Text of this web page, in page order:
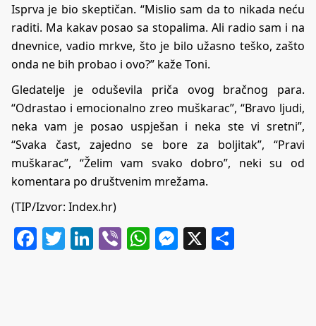
Isprva je bio skeptičan. “Mislio sam da to nikada neću
raditi. Ma kakav posao sa stopalima. Ali radio sam i na
dnevnice, vadio mrkve, što je bilo užasno teško, zašto
onda ne bih probao i ovo?” kaže Toni.
Gledatelje je oduševila priča ovog bračnog para.
“Odrastao i emocionalno zreo muškarac”, “Bravo ljudi,
neka vam je posao uspješan i neka ste vi sretni”,
“Svaka čast, zajedno se bore za boljitak”, “Pravi
muškarac”, “Želim vam svako dobro”, neki su od
komentara po društvenim mrežama.
(TIP/Izvor: Index.hr)
Facebook
Twitter
LinkedIn
ViberWhatsApp
Messenger
X